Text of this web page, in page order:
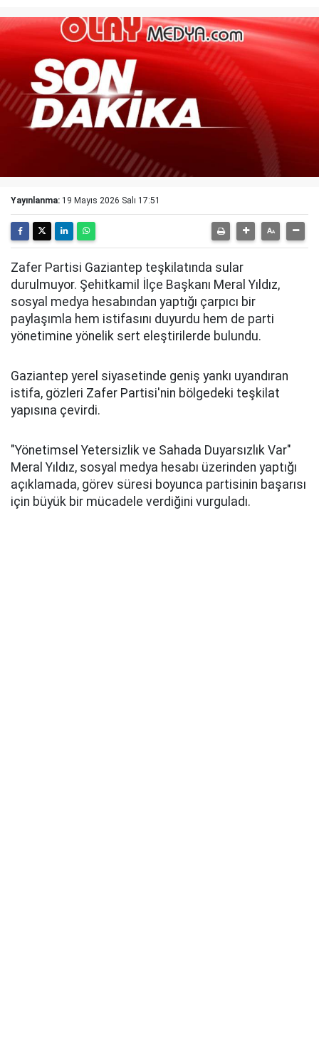
Yayınlanma: 19 Mayıs 2026 Salı 17:51
Zafer Partisi Gaziantep teşkilatında sular
durulmuyor. Şehitkamil İlçe Başkanı Meral Yıldız,
sosyal medya hesabından yaptığı çarpıcı bir
paylaşımla hem istifasını duyurdu hem de parti
yönetimine yönelik sert eleştirilerde bulundu.
Gaziantep yerel siyasetinde geniş yankı uyandıran
istifa, gözleri Zafer Partisi'nin bölgedeki teşkilat
yapısına çevirdi.
"Yönetimsel Yetersizlik ve Sahada Duyarsızlık Var"
Meral Yıldız, sosyal medya hesabı üzerinden yaptığı
açıklamada, görev süresi boyunca partisinin başarısı
için büyük bir mücadele verdiğini vurguladı.